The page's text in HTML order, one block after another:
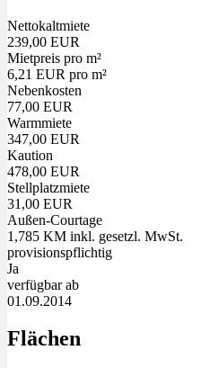
Nettokaltmiete
239,00 EUR
Mietpreis pro m²
6,21 EUR pro m²
Nebenkosten
77,00 EUR
Warmmiete
347,00 EUR
Kaution
478,00 EUR
Stellplatzmiete
31,00 EUR
Außen-Courtage
1,785 KM inkl. gesetzl. MwSt.
provisionspflichtig
Ja
verfügbar ab
01.09.2014
Flächen